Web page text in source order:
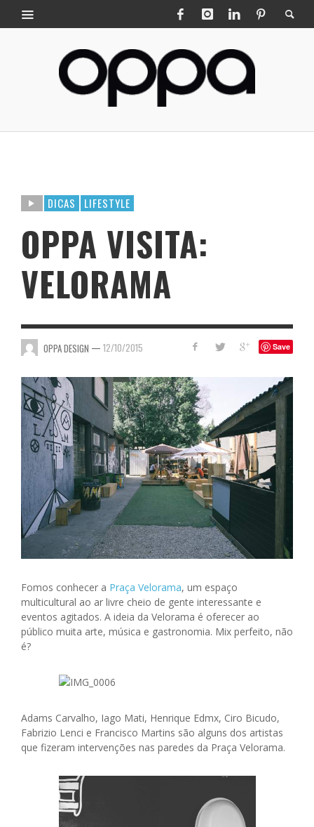
DICAS LIFESTYLE
OPPA VISITA:
VELORAMA
Save
OPPA DESIGN — 12/10/2015
Fomos conhecer a Praça Velorama, um espaço
multicultural ao ar livre cheio de gente interessante e
eventos agitados. A ideia da Velorama é oferecer ao
público muita arte, música e gastronomia. Mix perfeito, não
é?
Adams Carvalho, Iago Mati, Henrique Edmx, Ciro Bicudo,
Fabrizio Lenci e Francisco Martins são alguns dos artistas
que fizeram intervenções nas paredes da Praça Velorama.